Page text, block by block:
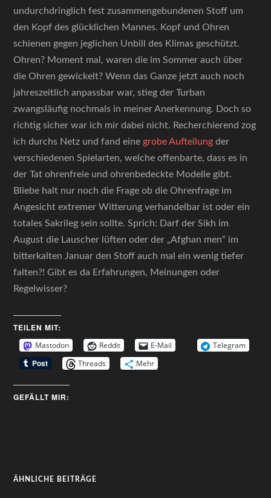
undurchdringlich fest zusammengebundenen Stoff um
den Kopf des glücklichen Mannes. Kopf und Ohren
schienen gegen jeglichen Unbill des Klimas geschützt.
Ohren? Moment mal, waren die im Sommer auch über
die Ohren gewickelt? Wenn das Ganze jetzt auch noch
jahreszeitlich anpassbar war, stieg der Turban
zwangsläufig nochmals in meiner Anerkennung. Doch so
richtig sicher war ich mir dabei nicht. Recherchierend zog
ich durchs Netz und fand eine grobe Aufteilung der
verschiedenen Spielarten, welche offenbarte, dass es in
der Tat ohrenfreie und ohrenbedeckte Modelle gibt.
Bliebe halt nur noch die Frage ob die Ohrenfrage im
Angesicht extremer Witterung verhandelbar ist oder ein
totales Sakrileg sein sollte. Sprich: Darf der Sikh im
August die Lauscher lüften oder der „Afghan men“ im
bitterkalten Januar den Stoff auch mal ein wenig tiefer
falten?! Gibt es da Erfahrungen, Meinungen oder
Regelwisser?
TEILEN MIT:
Mastodon Reddit E-Mail
Telegram
Threads
Mehr
GEFÄLLT MIR:
ÄHNLICHE BEITRÄGE